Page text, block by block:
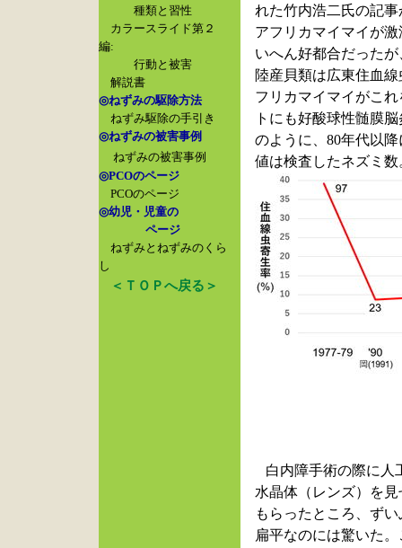
種類と習性
カラースライド第２
編:
行動と被害
解説書
◎ねずみの駆除方法
ねずみ駆除の手引き
◎ねずみの被害事例
ねずみの被害事例
◎PCOのページ
PCOのページ
◎幼児・児童の
ページ
ねずみとねずみのくら
し
＜ＴＯＰへ戻る＞
れた竹内浩二氏の記
アフリカマイマイが
いへん好都合だった
陸産貝類は広東住血
フリカマイマイがこ
トにも好酸球性髄膜
のように、80年代以
値は検査したネズミ
白内障手術の際に人
水晶体（レンズ）を見
もらったところ、ずい
扁平なのには驚いた。